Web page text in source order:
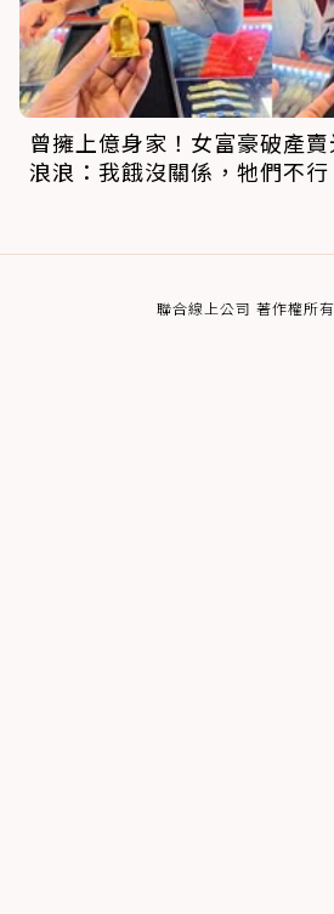
曾擁上億身家！女富豪破產
浪浪：我餓沒關係，牠們不行
聯合線上公司 著作權所